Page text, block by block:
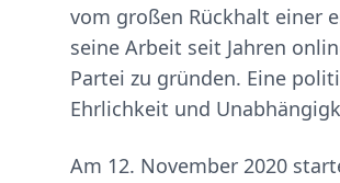
vom großen Rückhalt einer
seine Arbeit seit Jahren
Partei zu gründen. Eine
Ehrlichkeit und
Am 12. November 2020